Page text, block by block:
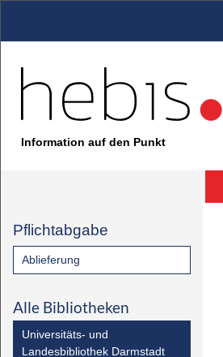
Information auf den Punkt
Pflichtabgabe
Ablieferung
Alle Bibliotheken
Universitäts- und
Landesbibliothek Darmstadt